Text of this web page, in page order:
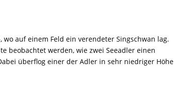
wo auf einem Feld ein verendeter Singschwan lag.
beobachtet werden, wie zwei Seeadler einen
überflog einer der Adler in sehr niedriger Höhe